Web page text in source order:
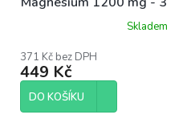
formy hořčíku, mango,
Skladem
371 Kč bez DPH
449 Kč
DO KOŠÍKU